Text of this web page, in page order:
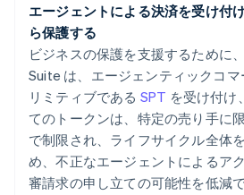
エージェントによる決済を受け付
ら保護する
ビジネスの保護を支援するために
Suite は、エージェンティックコ
リミティブである SPT を受け付け
てのトークンは、特定の売り手に
で制限され、ライフサイクル全体
め、不正なエージェントによるア
審請求の申し立ての可能性を低減で
English
オーストラリア
English
オーストリア
DeutschEnglish
オランダ
NederlandsEnglish
カナダ
English Français
キプロス
English